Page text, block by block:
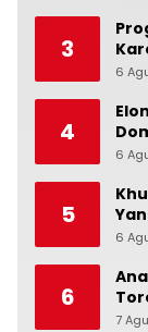
3
6
4
6
5
6
6
7